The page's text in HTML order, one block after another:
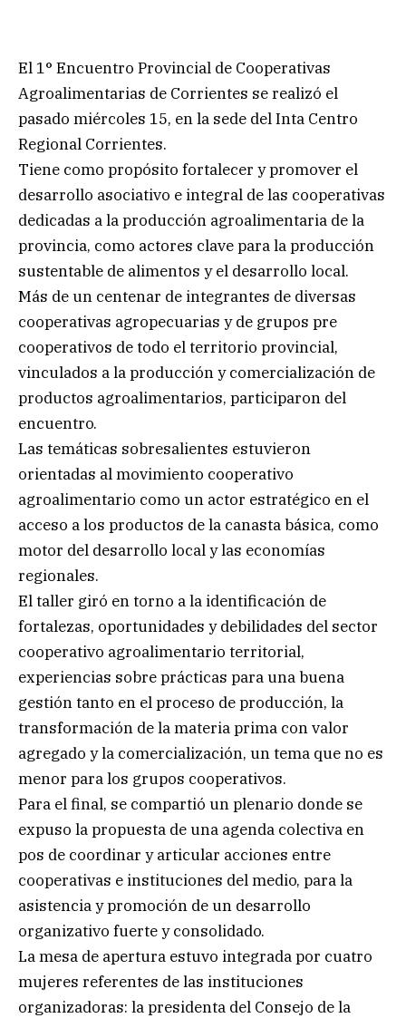
El 1° Encuentro Provincial de Cooperativas
Agroalimentarias de Corrientes se realizó el
pasado miércoles 15, en la sede del Inta Centro
Regional Corrientes.
Tiene como propósito fortalecer y promover el
desarrollo asociativo e integral de las cooperativas
dedicadas a la producción agroalimentaria de la
provincia, como actores clave para la producción
sustentable de alimentos y el desarrollo local.
Más de un centenar de integrantes de diversas
cooperativas agropecuarias y de grupos pre
cooperativos de todo el territorio provincial,
vinculados a la producción y comercialización de
productos agroalimentarios, participaron del
encuentro.
Las temáticas sobresalientes estuvieron
orientadas al movimiento cooperativo
agroalimentario como un actor estratégico en el
acceso a los productos de la canasta básica, como
motor del desarrollo local y las economías
regionales.
El taller giró en torno a la identificación de
fortalezas, oportunidades y debilidades del sector
cooperativo agroalimentario territorial,
experiencias sobre prácticas para una buena
gestión tanto en el proceso de producción, la
transformación de la materia prima con valor
agregado y la comercialización, un tema que no es
menor para los grupos cooperativos.
Para el final, se compartió un plenario donde se
expuso la propuesta de una agenda colectiva en
pos de coordinar y articular acciones entre
cooperativas e instituciones del medio, para la
asistencia y promoción de un desarrollo
organizativo fuerte y consolidado.
La mesa de apertura estuvo integrada por cuatro
mujeres referentes de las instituciones
organizadoras: la presidenta del Consejo de la